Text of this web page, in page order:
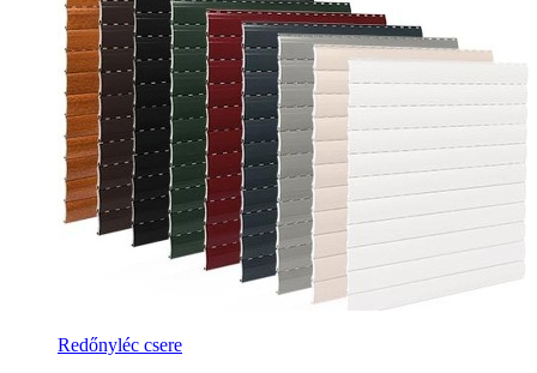
Redőnyléc csere